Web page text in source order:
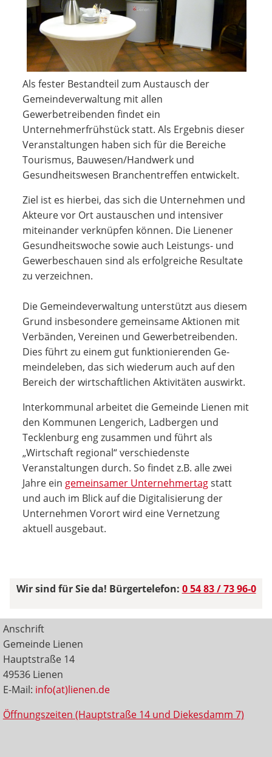
Als fester Bestandteil zum Austausch der
Gemeindeverwaltung mit allen
Gewerbetreibenden findet ein
Unternehmerfrühstück statt. Als Ergebnis dieser
Veranstaltungen haben sich für die Bereiche
Tourismus, Bauwesen/Handwerk und
Gesundheitswesen Branchentreffen entwickelt.
Ziel ist es hierbei, das sich die Unternehmen und
Akteure vor Ort austauschen und intensiver
miteinander verknüpfen können. Die Lienener
Gesundheitswoche sowie auch Leistungs- und
Gewerbeschauen sind als erfolgreiche Resultate
zu verzeichnen.
Die Gemeindeverwaltung unterstützt aus die­sem
Grund insbeson­dere ge­meinsame Aktio­nen mit
Verbänden, Ver­einen und Gewerbe­treiben­den.
Dies führt zu einem gut funktionierenden Ge­
mein­deleben, das sich wiederum auch auf den
Bereich der wirtschaftlichen Aktivitäten auswirkt.
Interkommunal arbeitet die Gemeinde Lienen mit
den Kommunen Lengerich, Ladbergen und
Tecklenburg eng zusammen und führt als
„Wirtschaft regional“ verschiedenste
Veranstaltungen durch. So findet z.B. alle zwei
Jahre ein gemeinsamer Unternehmertagstatt
und auch im Blick auf die Digitalisierung der
Unternehmen Vorort wird eine Vernetzung
aktuell ausgebaut.
Wir sind für Sie da! Bürgertelefon: 0 54 83 / 73 96-0
Anschrift
Gemeinde Lienen
Hauptstraße 14
49536 Lienen
E-Mail: info(at)lienen.de
Öffnungszeiten (Hauptstraße 14 und Diekesdamm 7)